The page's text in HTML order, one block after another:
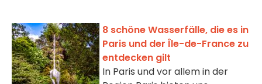
8 schöne Wasserfälle, die es in
Paris und der Île-de-France zu
entdecken gilt
In Paris und vor allem in der